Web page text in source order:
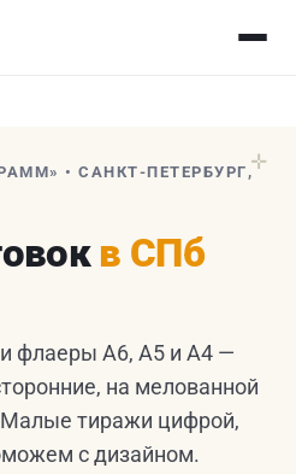
✛
• САНКТ-ПЕТЕРБУРГ,
в СПб
флаеры А6, А5 и А4 —
на мелованной
тиражи цифрой,
с дизайном.